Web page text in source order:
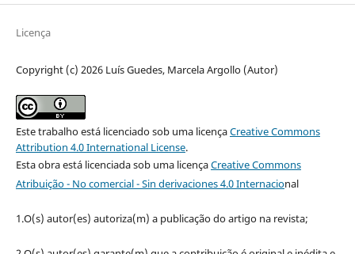
Licença
Copyright (c) 2026 Luís Guedes, Marcela Argollo (Autor)
Este trabalho está licenciado sob uma licençaCreative Commons
Attribution 4.0 International License.
Esta obra está licenciada sob uma licençaCreative Commons
Atribuição - No comercial - Sin derivaciones 4.0 Internacional
1.O(s) autor(es) autoriza(m) a publicação do artigo na revista;